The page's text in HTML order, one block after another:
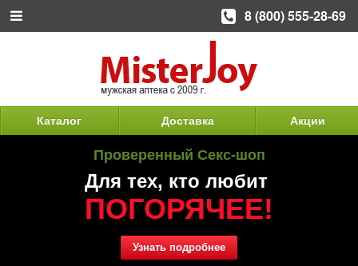
Каталог Доставка Акции
Проверенный Секс-шоп
Для тех, кто любит
ПОГОРЯЧЕЕ!
Узнать подробнее
8 (800) 555-28-69